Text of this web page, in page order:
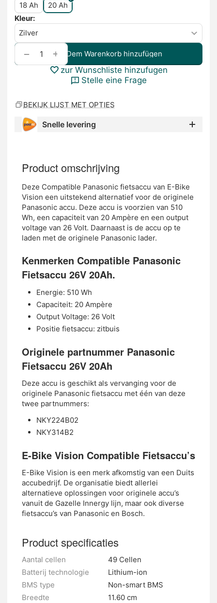
18 Ah
20 Ah
Kleur:
+
− Dem Warenkorb hinzufügen
zur Wunschliste hinzufugen
Stelle eine Frage
BEKIJK LIJST MET OPTIES
Snelle levering
Product omschrijving
Deze Compatible Panasonic fietsaccu van E-Bike
Vision een uitstekend alternatief voor de originele
Panasonic accu. Deze accu is voorzien van 510
Wh, een capaciteit van 20 Ampère en een output
voltage van 26 Volt. Daarnaast is de accu op te
laden met de originele Panasonic lader.
Kenmerken Compatible Panasonic
Fietsaccu 26V 20Ah.
Energie: 510 Wh
Capaciteit: 20 Ampère
Output Voltage: 26 Volt
Positie fietsaccu: zitbuis
Originele partnummer Panasonic
Fietsaccu 26V 20Ah
Deze accu is geschikt als vervanging voor de
originele Panasonic fietsaccu met één van deze
twee partnummers:
NKY224B02
NKY314B2
E-Bike Vision Compatible Fietsaccu’s
E-Bike Vision is een merk afkomstig van een Duits
accubedrijf. De organisatie biedt allerlei
alternatieve oplossingen voor originele accu’s
vanuit de Gazelle Innergy lijn, maar ook diverse
fietsaccu’s van Panasonic en Bosch.
Product specificaties
Aantal cellen
49 Cellen
Batterij technologie
Lithium-ion
BMS type
Non-smart BMS
Breedte
11.60 cm